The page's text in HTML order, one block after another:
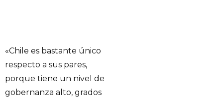
«Chile es bastante único
respecto a sus pares,
porque tiene un nivel de
gobernanza alto, grados